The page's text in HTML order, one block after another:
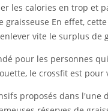
les calories en trop et
En effet,
vite le surplus de
pour les personnes
le crossfit est pour
proposés dans l'une